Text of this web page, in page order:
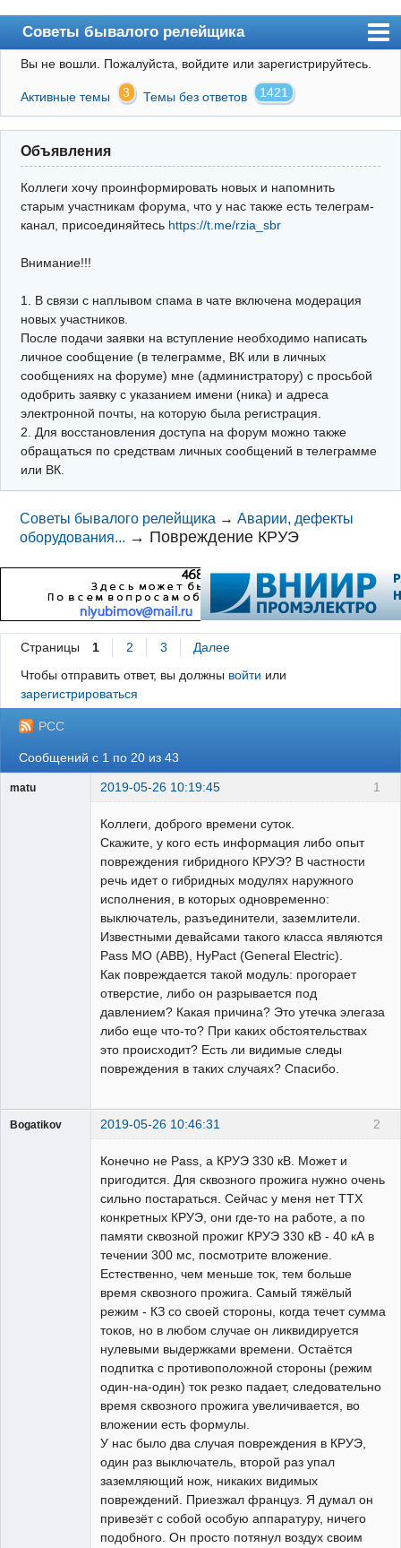
Советы бывалого релейщика
Форум
Правила
Поиск
Регистрация
Архив
Почта
Поиск релейщика
Видео РЗиА
Фотохостинг
Телеграм
Вы не вошли. Пожалуйста, войдите или зарегистрируйтесь.
Активные темы 3 Темы без ответов 1421
Объявления
Коллеги хочу проинформировать новых и напомнить
старым участникам форума, что у нас также есть телеграм-
канал, присоединяйтесь https://t.me/rzia_sbr
Внимание!!!
1. В связи с наплывом спама в чате включена модерация
новых участников.
После подачи заявки на вступление необходимо написать
личное сообщение (в телеграмме, ВК или в личных
сообщениях на форуме) мне (администратору) с просьбой
одобрить заявку с указанием имени (ника) и адреса
электронной почты, на которую была регистрация.
2. Для восстановления доступа на форум можно также
обращаться по средствам личных сообщений в телеграмме
или ВК.
Советы бывалого релейщика →Аварии, дефекты
оборудования... → Повреждение КРУЭ
Страницы 1 2 3
Далее
Чтобы отправить ответ, вы должны войти или
зарегистрироваться
РСС
Сообщений с 1 по 20 из 43
1
matu 2019-05-26 10:19:45
Коллеги, доброго времени суток.
Скажите, у кого есть информация либо опыт
повреждения гибридного КРУЭ? В частности
речь идет о гибридных модулях наружного
исполнения, в которых одновременно:
выключатель, разъединители, заземлители.
Известными девайсами такого класса являются
Pass MO (ABB), HyPact (General Electric).
Как повреждается такой модуль: прогорает
отверстие, либо он разрывается под
давлением? Какая причина? Это утечка элегаза
либо еще что-то? При каких обстоятельствах
это происходит? Есть ли видимые следы
повреждения в таких случаях? Спасибо.
2
Bogatikov 2019-05-26 10:46:31
Конечно не Pass, а КРУЭ 330 кВ. Может и
пригодится. Для сквозного прожига нужно очень
сильно постараться. Сейчас у меня нет ТТХ
конкретных КРУЭ, они где-то на работе, а по
памяти сквозной прожиг КРУЭ 330 кВ - 40 кА в
течении 300 мс, посмотрите вложение.
Естественно, чем меньше ток, тем больше
время сквозного прожига. Самый тяжёлый
режим - КЗ со своей стороны, когда течет сумма
токов, но в любом случае он ликвидируется
нулевыми выдержками времени. Остаётся
подпитка с противоположной стороны (режим
один-на-один) ток резко падает, следовательно
время сквозного прожига увеличивается, во
вложении есть формулы.
У нас было два случая повреждения в КРУЭ,
один раз выключатель, второй раз упал
заземляющий нож, никаких видимых
повреждений. Приезжал француз. Я думал он
привезёт с собой особую аппаратуру, ничего
подобного. Он просто потянул воздух своим